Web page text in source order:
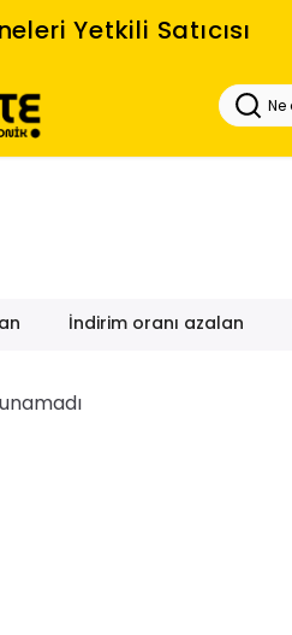
Yetkili Satıcısı
İndirim oranı azalan